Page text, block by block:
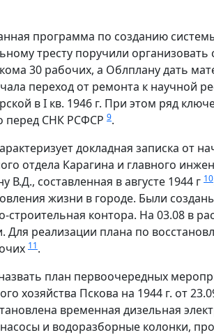
программа по созданию
тресту поручили
30 рабочих, а Облплану дать
переход от ремонта к научной
в I кв. 1946 г. При этом ряд
перед СНК РСФСР 9.
докладная записка от
отдела Карагина и главного
составленная в августе 1944 г 10
жизни в городе. Были
контора. На 03.08 в
реализации плана по
11.
план первоочередных
хозяйства Пскова на 1944 г. от
временная дизельная
и водоразборные колонки,